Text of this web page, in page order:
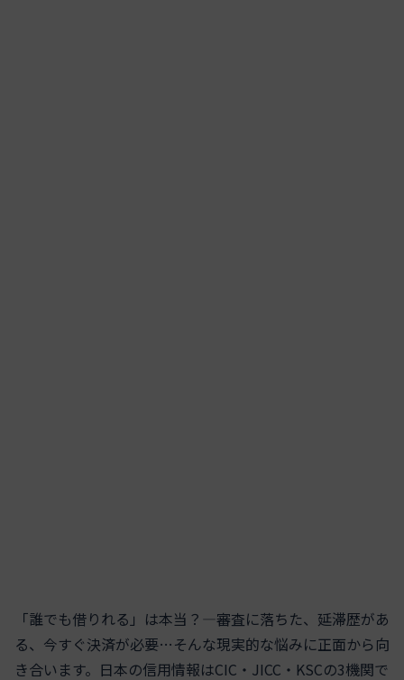
「誰でも借りれる」は本当？—審査に落ちた、延滞歴があ
る、今すぐ決済が必要…そんな現実的な悩みに正面から向
き合います。日本の信用情報はCIC・JICC・KSCの3機関で